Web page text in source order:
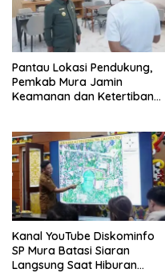
Pantau Lokasi Pendukung,
Pemkab Mura Jamin
Keamanan dan Ketertiban
Kanal YouTube Diskominfo
SP Mura Batasi Siaran
Langsung Saat Hiburan